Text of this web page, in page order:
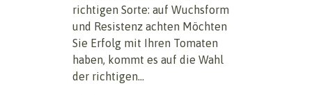
richtigen Sorte: auf Wuchsform
und Resistenz achten Möchten
Sie Erfolg mit Ihren Tomaten
haben, kommt es auf die Wahl
der richtigen...